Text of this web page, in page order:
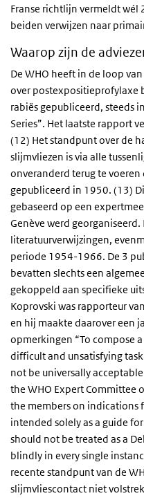
Franse richtlijn vermeldt wél
beiden verwijzen naar
Waarop zijn de
De WHO heeft in de loop
over postexpositieprofylaxe
rabiës gepubliceerd, steeds
Series”. Het laatste rapport
(12) Het standpunt over de
slijmvliezen is via alle
onveranderd terug te voeren
gepubliceerd in 1950. (13)
gebaseerd op een
Genève werd
literatuurverwijzingen,
periode 1954-1966. De 3
bevatten slechts een
gekoppeld aan specifieke
Koprovski was rapporteur
en hij maakte daarover een
opmerkingen “To compose
difficult and unsatisfying
not be universally
the WHO Expert Committee
the members on indications
intended solely as a guide
should not be treated as a
blindly in every single
recente standpunt van de
slijmvliescontact niet